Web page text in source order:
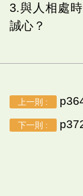
3.與人相處
誠心？
上一則 :
下一則 :